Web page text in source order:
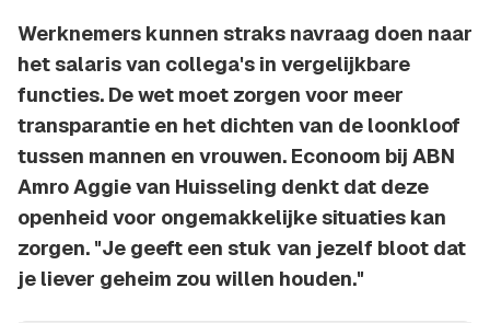
Werknemers kunnen straks navraag doen naar
het salaris van collega's in vergelijkbare
functies. De wet moet zorgen voor meer
transparantie en het dichten van de loonkloof
tussen mannen en vrouwen. Econoom bij ABN
Amro Aggie van Huisseling denkt dat deze
openheid voor ongemakkelijke situaties kan
zorgen. "Je geeft een stuk van jezelf bloot dat
je liever geheim zou willen houden."